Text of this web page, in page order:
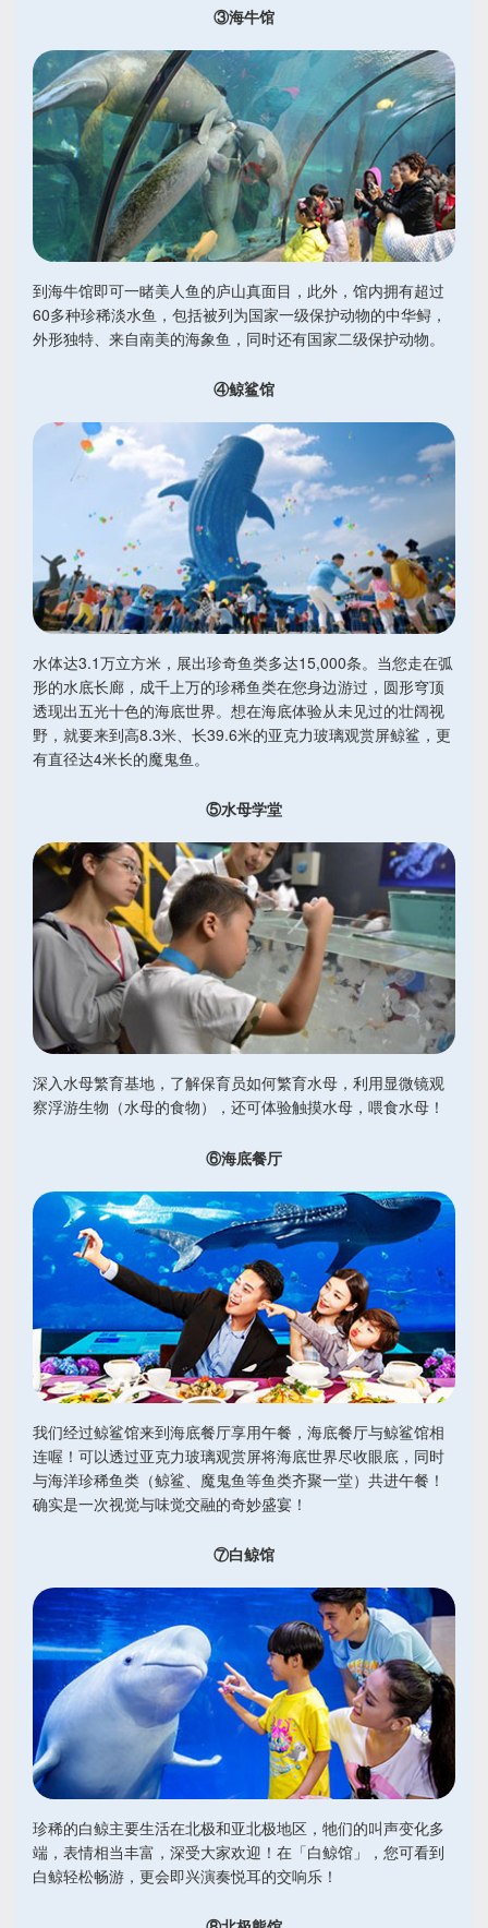
③海牛馆
到海牛馆即可一睹美人鱼的庐山真面目，此外，馆内拥有超过
60多种珍稀淡水鱼，包括被列为国家一级保护动物的中华鲟，
外形独特、来自南美的海象鱼，同时还有国家二级保护动物。
④鲸鲨馆
水体达3.1万立方米，展出珍奇鱼类多达15,000条。当您走在弧
形的水底长廊，成千上万的珍稀鱼类在您身边游过，圆形穹顶
透现出五光十色的海底世界。想在海底体验从未见过的壮阔视
野，就要来到高8.3米、长39.6米的亚克力玻璃观赏屏鲸鲨，更
有直径达4米长的魔鬼鱼。
⑤水母学堂
深入水母繁育基地，了解保育员如何繁育水母，利用显微镜观
察浮游生物（水母的食物），还可体验触摸水母，喂食水母！
⑥海底餐厅
我们经过鲸鲨馆来到海底餐厅享用午餐，海底餐厅与鲸鲨馆相
连喔！可以透过亚克力玻璃观赏屏将海底世界尽收眼底，同时
与海洋珍稀鱼类（鲸鲨、魔鬼鱼等鱼类齐聚一堂）共进午餐！
确实是一次视觉与味觉交融的奇妙盛宴！
⑦白鲸馆
珍稀的白鲸主要生活在北极和亚北极地区，牠们的叫声变化多
端，表情相当丰富，深受大家欢迎！在「白鲸馆」，您可看到
白鲸轻松畅游，更会即兴演奏悦耳的交响乐！